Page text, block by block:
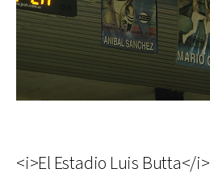
<i>El Estadio Luis Butta</i>